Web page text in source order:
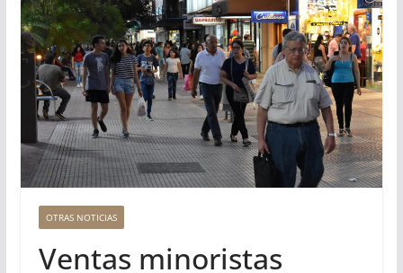
OTRAS NOTICIAS
Ventas minoristas